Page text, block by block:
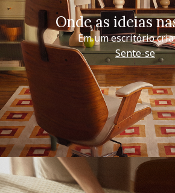
Onde as ideias
Em um escritório
Sente-se